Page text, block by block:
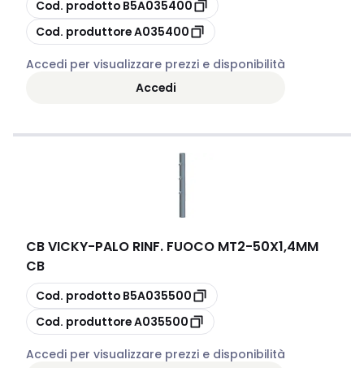
Cod. prodotto B5A035400
copia
Cod. produttoreA035400
Accedi per visualizzare prezzi e disponibilità
Accedi
CB VICKY-PALO RINF. FUOCO MT2-50X1,4MM
CB
copia
Cod. prodotto B5A035500
copia
Cod. produttoreA035500
Accedi per visualizzare prezzi e disponibilità